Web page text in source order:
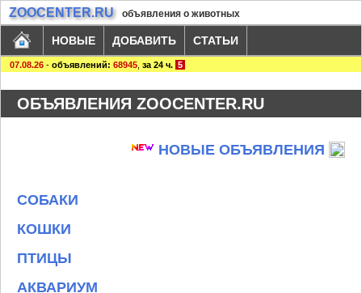
ZOOCENTER.RU объявления о животных
НОВЫЕ ДОБАВИТЬ СТАТЬИ
07.08.26 - объявлений: 68945 за 24 ч. 5
ОБЪЯВЛЕНИЯ ZOOCENTER.RU
НОВЫЕ ОБЪЯВЛЕНИЯ
СОБАКИ
КОШКИ
ПТИЦЫ
АКВАРИУМ